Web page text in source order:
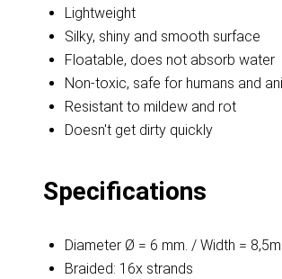
Lightweight
Silky, shiny and smooth surface
Floatable, does not absorb water
Non-toxic, safe for humans and
Resistant to mildew and rot
Doesn't get dirty quickly
Specifications
Diameter Ø = 6 mm. / Width =
Braided: 16x strands